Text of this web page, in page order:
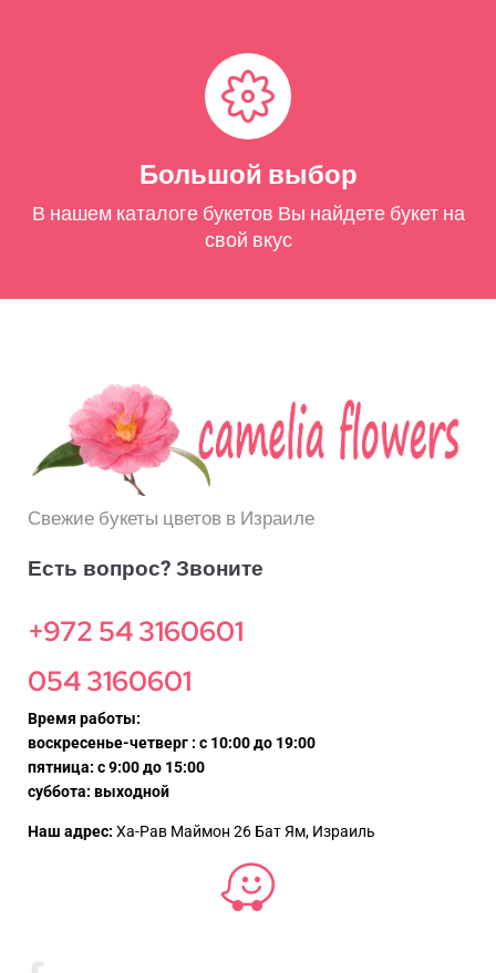
Большой выбор
В нашем каталоге букетов Вы найдете букет на
свой вкус
Свежие букеты цветов в Израиле
Есть вопрос? Звоните
+972 54 3160601
054 3160601
Время работы:
воскресенье-четверг : с 10:00 до 19:00
пятница: с 9:00 до 15:00
суббота: выходной
Наш адрес: Ха-Рав Маймон 26 Бат Ям, Израиль